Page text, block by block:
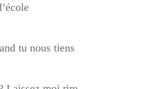
tu nous tiens